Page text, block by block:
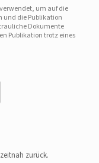
um auf die
und die Publikation
Dokumente
Publikation trotz eines
zurück.